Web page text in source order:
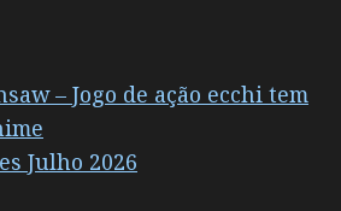
– Jogo de ação ecchi tem
Julho 2026